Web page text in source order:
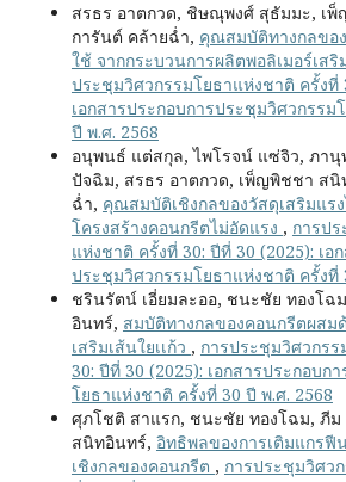
สรธร อาตกวด, ชิษณุพงศ์ สุธัมมะ, เ
การันต์ คล้ายฉ่ำ, คุณสมบัติทางกลขอ
ใช้ จากกระบวนการผลิตพอลิเมอร์เสริ
ประชุมวิศวกรรมโยธาแห่งชาติ ครั้งที่
เอกสารประกอบการประชุมวิศวกรรม
ปี พ.ศ. 2568
อนุพนธ์ แต่สกุล, ไพโรจน์ แซ่จิว, ภานุ
ปัจฉิม, สรธร อาตกวด, เพ็ญพิชชา ส
ฉ่ำ, คุณสมบัติเชิงกลของวัสดุเสริมแร
โครงสร้างคอนกรีตไม่อัดแรง , การป
แห่งชาติ ครั้งที่ 30: ปีที่ 30 (2025): เอ
ประชุมวิศวกรรมโยธาแห่งชาติ ครั้งที่
ชรินรัตน์ เอี่ยมละออ, ชนะชัย ทองโ
อินทร์, สมบัติทางกลของคอนกรีตผสม
เสริมเส้นใยเเก้ว , การประชุมวิศวกร
30: ปีที่ 30 (2025): เอกสารประกอบก
โยธาแห่งชาติ ครั้งที่ 30 ปี พ.ศ. 2568
ศุภโชติ สาแรก, ชนะชัย ทองโฉม, ภีม
สนิทอินทร์, อิทธิพลของการเติมแกร
เชิงกลของคอนกรีต , การประชุมวิศว